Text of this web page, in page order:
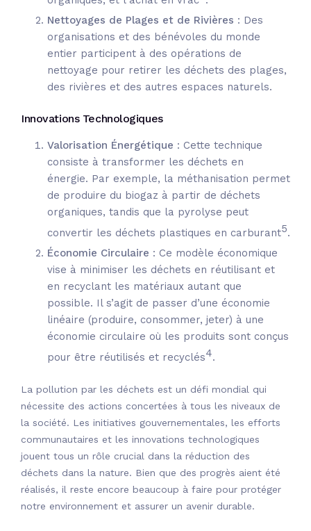
Nettoyages de Plages et de Rivières : Des
organisations et des bénévoles du monde
entier participent à des opérations de
nettoyage pour retirer les déchets des plages,
des rivières et des autres espaces naturels.
Innovations Technologiques
Valorisation Énergétique : Cette technique
consiste à transformer les déchets en
énergie. Par exemple, la méthanisation permet
de produire du biogaz à partir de déchets
organiques, tandis que la pyrolyse peut
convertir les déchets plastiques en carburant5.
Économie Circulaire : Ce modèle économique
vise à minimiser les déchets en réutilisant et
en recyclant les matériaux autant que
possible. Il s’agit de passer d’une économie
linéaire (produire, consommer, jeter) à une
économie circulaire où les produits sont conçus
pour être réutilisés et recyclés4.
La pollution par les déchets est un défi mondial qui
nécessite des actions concertées à tous les niveaux de
la société. Les initiatives gouvernementales, les efforts
communautaires et les innovations technologiques
jouent tous un rôle crucial dans la réduction des
déchets dans la nature. Bien que des progrès aient été
réalisés, il reste encore beaucoup à faire pour protéger
notre environnement et assurer un avenir durable.